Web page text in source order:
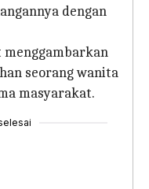
dengan
menggambarkan
seorang wanita
masyarakat.